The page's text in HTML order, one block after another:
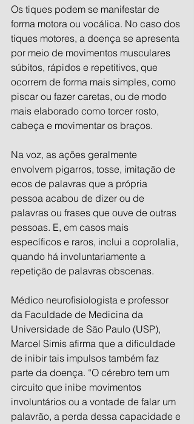
Os tiques podem se manifestar de
forma motora ou vocálica. No caso dos
tiques motores, a doença se apresenta
por meio de movimentos musculares
súbitos, rápidos e repetitivos, que
ocorrem de forma mais simples, como
piscar ou fazer caretas, ou de modo
mais elaborado como torcer rosto,
cabeça e movimentar os braços.
Na voz, as ações geralmente
envolvem pigarros, tosse, imitação de
ecos de palavras que a própria
pessoa acabou de dizer ou de
palavras ou frases que ouve de outras
pessoas. E, em casos mais
específicos e raros, inclui a coprolalia,
quando há involuntariamente a
repetição de palavras obscenas.
Médico neurofisiologista e professor
da Faculdade de Medicina da
Universidade de São Paulo (USP),
Marcel Simis afirma que a dificuldade
de inibir tais impulsos também faz
parte da doença. “O cérebro tem um
circuito que inibe movimentos
involuntários ou a vontade de falar um
palavrão, a perda dessa capacidade e